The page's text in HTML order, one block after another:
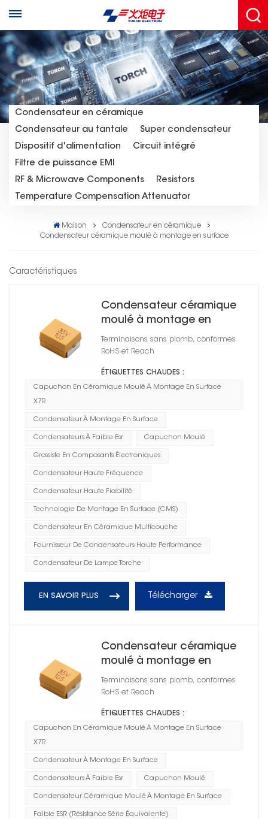
Condensateur en céramique
Condensateur au tantale
Super condensateur
Dispositif d'alimentation
Circuit intégré
Filtre de puissance EMI
RF & Microwave Components
Resistors
Temperature Compensation Attenuator
Maison
Condensateur en céramique
Condensateur céramique moulé à montage en surface
Caractéristiques
Condensateur céramique
moulé à montage en
surface
Terminaisons sans plomb, conformes
RoHS et Reach
ÉTIQUETTES CHAUDES :
Capuchon En Céramique Moulé À Montage En Surface
X7R
Condensateur À Montage En Surface
Condensateurs À Faible Esr Capuchon Moulé
Grossiste En Composants Électroniques
Condensateur Haute Fréquence
Condensateur Haute Fiabilité
Technologie De Montage En Surface (CMS)
Condensateur En Céramique Multicouche
Fournisseur De Condensateurs Haute Performance
Condensateur De Lampe Torche
EN SAVOIR PLUS Télécharger
Condensateur céramique
moulé à montage en
surface série CT45 X7R
Terminaisons sans plomb, conformes
RoHS et Reach
ÉTIQUETTES CHAUDES :
Capuchon En Céramique Moulé À Montage En Surface
X7R
Condensateur À Montage En Surface
Condensateurs À Faible Esr Capuchon Moulé
Condensateur Céramique Moulé À Montage En Surface
Faible ESR (résistance Série Équivalente)